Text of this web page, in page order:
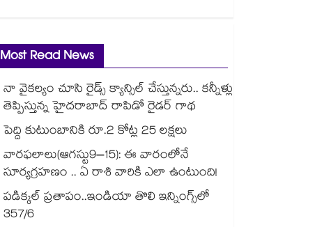
Most Read News
నా వైకల్యం చూసి రైడ్స్ క్యాన్సిల్ చేస్తున్నరు.. కన్నీళ్లు
తెప్పిస్తున్న హైదరాబాద్ రాపిడో రైడర్ గాథ
పెద్ది కుటుంబానికి రూ.2 కోట్ల 25 లక్షలు
వారఫలాలు(ఆగస్టు9–15): ఈ వారంలోనే
సూర్యగ్రహణం .. ఏ రాశి వారికి ఎలా ఉంటుంది!
పడిక్కల్‌‌ ప్రతాపం..ఇండియా తొలి ఇన్నింగ్స్‌‌లో
357/6